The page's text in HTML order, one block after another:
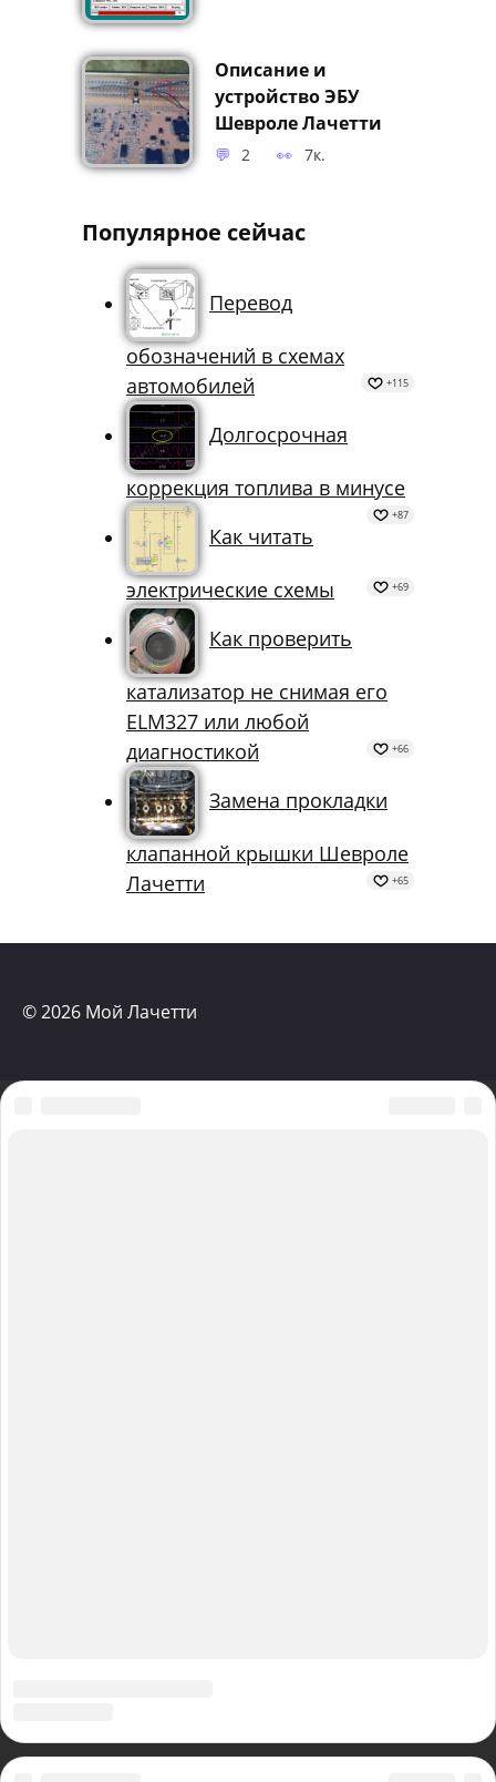
Описание и
устройство ЭБУ
Шевроле Лачетти
2 7к.
Популярное сейчас
Перевод
обозначений в схемах
автомобилей
+115
Долгосрочная
коррекция топлива в минусе
+87
Как читать
электрические схемы
+69
Как проверить
катализатор не снимая его
ELM327 или любой
диагностикой
+66
Замена прокладки
клапанной крышки Шевроле
Лачетти
+65
© 2026 Мой Лачетти